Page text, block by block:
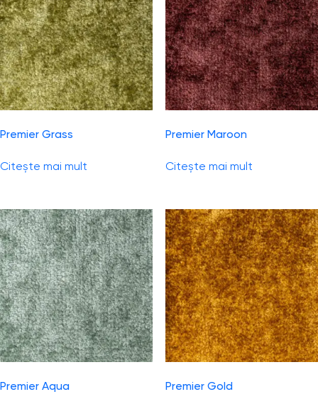
Premier Grass
Citește mai mult
Premier Maroon
Citește mai mult
Premier Aqua Premier Gold